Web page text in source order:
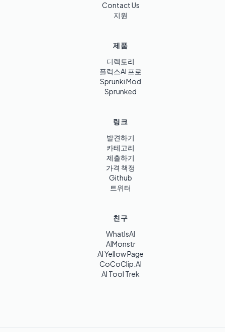
Contact Us
지원
제품
디렉토리
플럭스AI 프로
Sprunki Mod
Sprunked
링크
발견하기
카테고리
제출하기
가격 책정
Github
트위터
친구
WhatIsAI
AIMonstr
AI Yellow Page
CoCoClip.AI
AI Tool Trek